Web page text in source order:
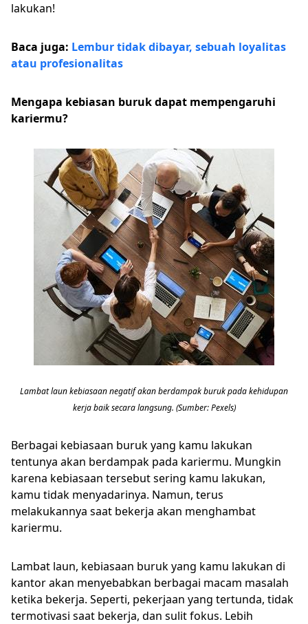
lakukan!
Baca juga: Lembur tidak dibayar, sebuah loyalitas
atau profesionalitas
Mengapa kebiasan buruk dapat mempengaruhi
kariermu?
Lambat laun kebiasaan negatif akan berdampak buruk pada kehidupan
kerja baik secara langsung. (Sumber: Pexels)
Berbagai kebiasaan buruk yang kamu lakukan
tentunya akan berdampak pada kariermu. Mungkin
karena kebiasaan tersebut sering kamu lakukan,
kamu tidak menyadarinya. Namun, terus
melakukannya saat bekerja akan menghambat
kariermu.
Lambat laun, kebiasaan buruk yang kamu lakukan di
kantor akan menyebabkan berbagai macam masalah
ketika bekerja. Seperti, pekerjaan yang tertunda, tidak
termotivasi saat bekerja, dan sulit fokus. Lebih